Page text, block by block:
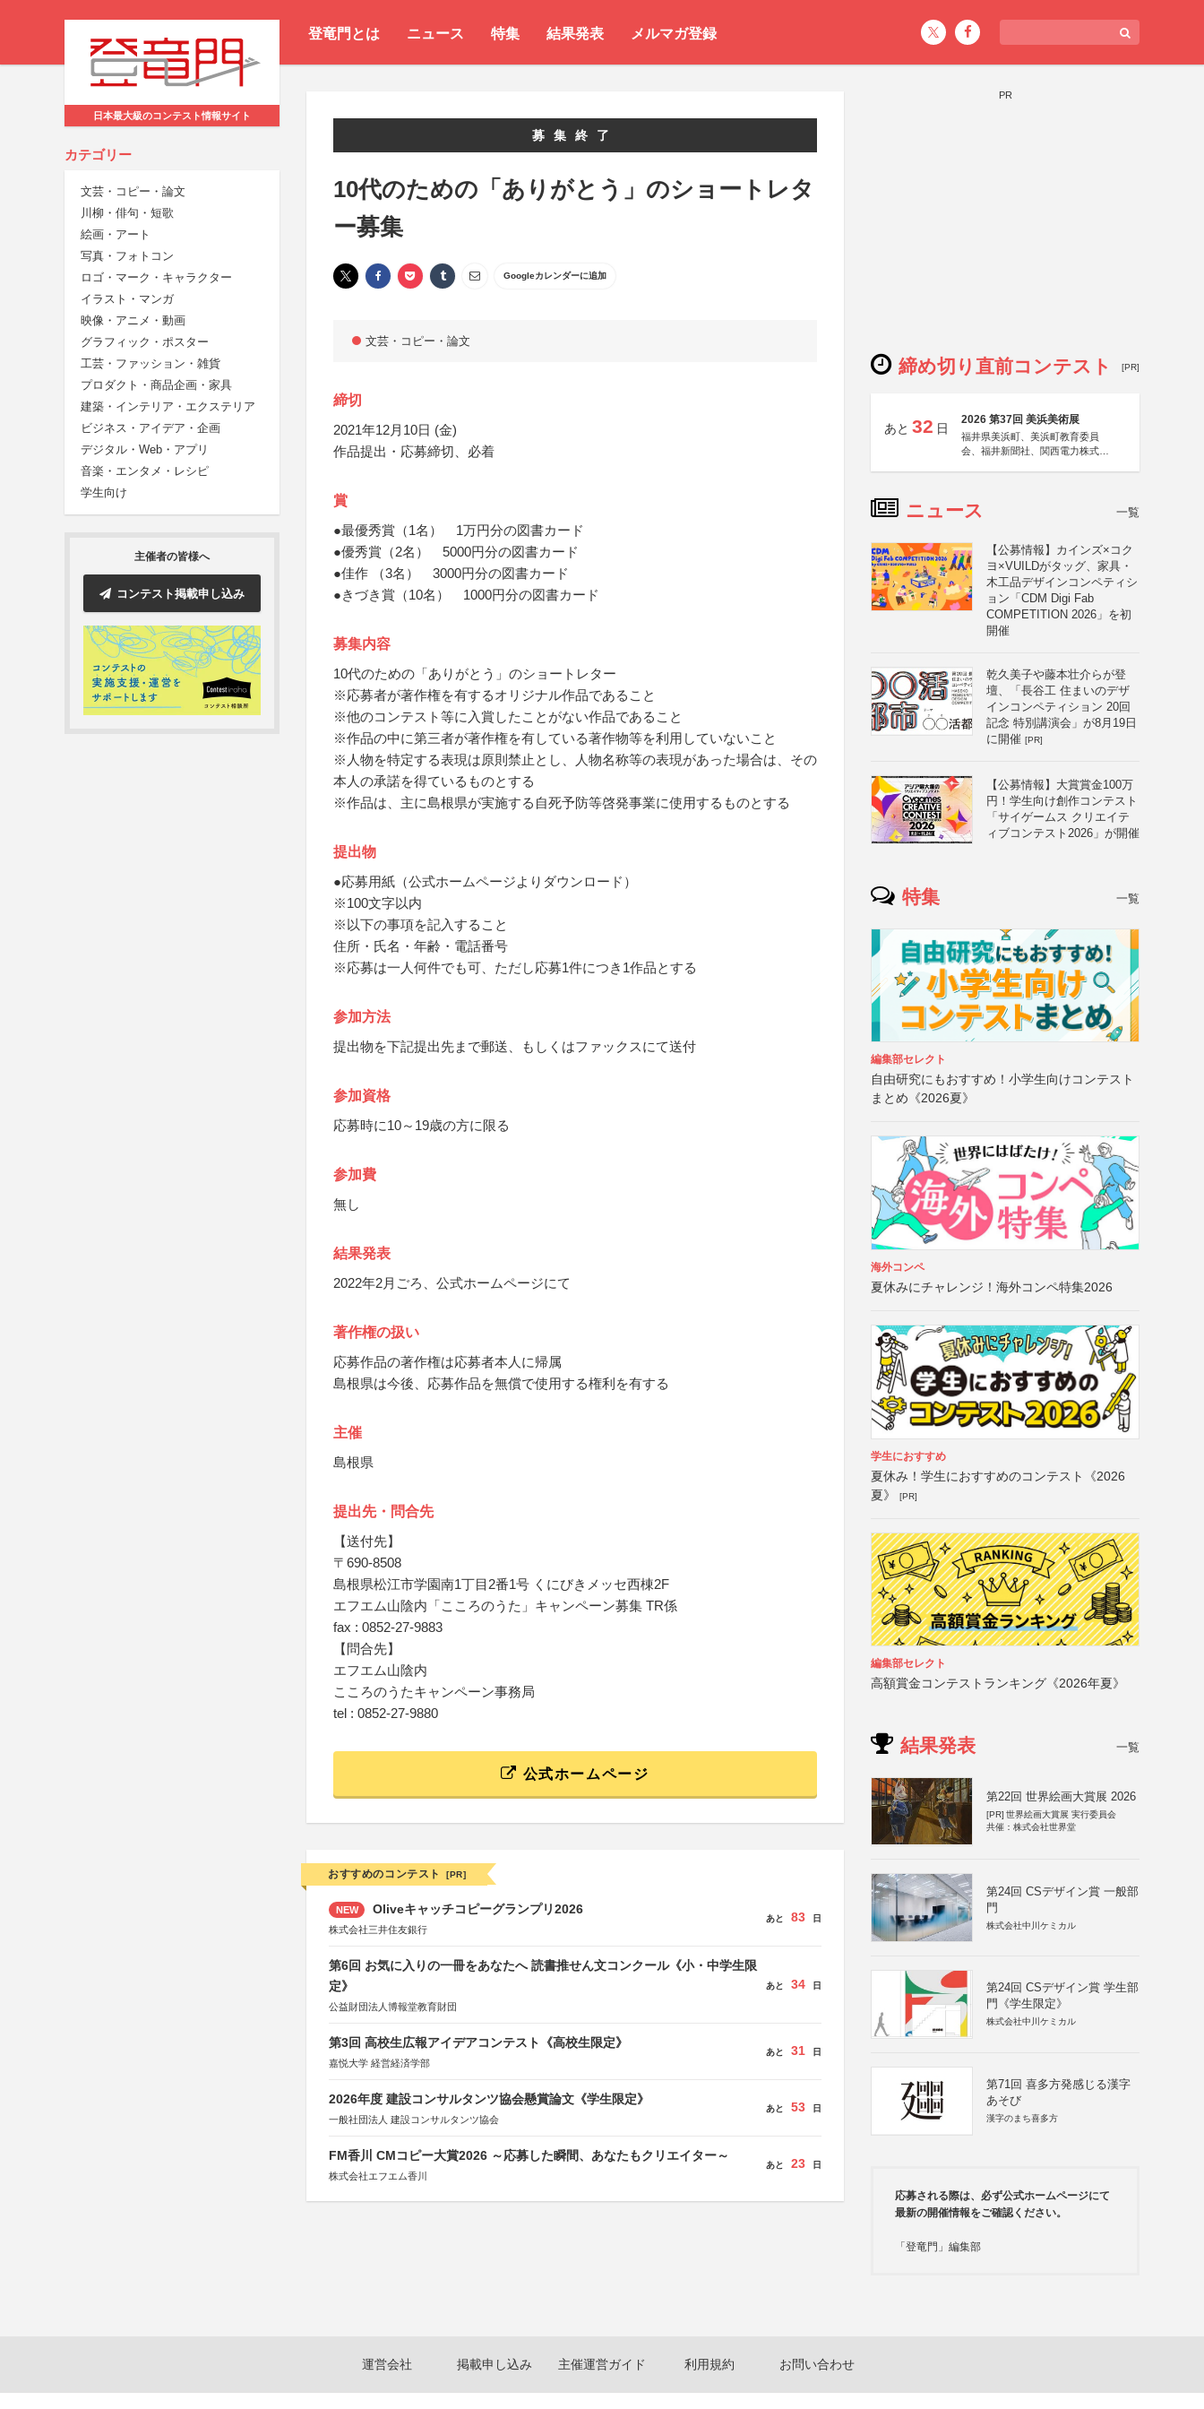
登竜門とは ニュース 特集 結果発表 メルマガ登録
日本最大級のコンテスト情報サイト
カテゴリー
文芸・コピー・論文
川柳・俳句・短歌
絵画・アート
写真・フォトコン
ロゴ・マーク・キャラクター
イラスト・マンガ
映像・アニメ・動画
グラフィック・ポスター
工芸・ファッション・雑貨
プロダクト・商品企画・家具
建築・インテリア・エクステリア
ビジネス・アイデア・企画
デジタル・Web・アプリ
音楽・エンタメ・レシピ
学生向け
主催者の皆様へ
コンテスト掲載申し込み
募集終了
10代のための「ありがとう」のショートレタ
ー募集
Googleカレンダーに追加
文芸・コピー・論文
締切
2021年12月10日 (金)
作品提出・応募締切、必着
賞
●最優秀賞（1名） 1万円分の図書カード
●優秀賞（2名） 5000円分の図書カード
●佳作 （3名） 3000円分の図書カード
●きづき賞（10名） 1000円分の図書カード
募集内容
10代のための「ありがとう」のショートレター
※応募者が著作権を有するオリジナル作品であること
※他のコンテスト等に入賞したことがない作品であること
※作品の中に第三者が著作権を有している著作物等を利用していないこと
※人物を特定する表現は原則禁止とし、人物名称等の表現があった場合は、その
本人の承諾を得ているものとする
※作品は、主に島根県が実施する自死予防等啓発事業に使用するものとする
提出物
●応募用紙（公式ホームページよりダウンロード）
※100文字以内
※以下の事項を記入すること
住所・氏名・年齢・電話番号
※応募は一人何件でも可、ただし応募1件につき1作品とする
参加方法
提出物を下記提出先まで郵送、もしくはファックスにて送付
参加資格
応募時に10～19歳の方に限る
参加費
無し
結果発表
2022年2月ごろ、公式ホームページにて
著作権の扱い
応募作品の著作権は応募者本人に帰属
島根県は今後、応募作品を無償で使用する権利を有する
主催
島根県
提出先・問合先
【送付先】
〒690-8508
島根県松江市学園南1丁目2番1号 くにびきメッセ西棟2F
エフエム山陰内「こころのうた」キャンペーン募集 TR係
fax : 0852-27-9883
【問合先】
エフエム山陰内
こころのうたキャンペーン事務局
tel : 0852-27-9880
公式ホームページ
おすすめのコンテスト [PR]
NEW Oliveキャッチコピーグランプリ2026
株式会社三井住友銀行
あと 83 日
第6回 お気に入りの一冊をあなたへ 読書推せん文コンクール《小・中学生限
定》
公益財団法人博報堂教育財団
あと 34 日
第3回 高校生広報アイデアコンテスト《高校生限定》
嘉悦大学 経営経済学部
あと 31 日
2026年度 建設コンサルタンツ協会懸賞論文《学生限定》
一般社団法人 建設コンサルタンツ協会
あと 53 日
FM香川 CMコピー大賞2026 ～応募した瞬間、あなたもクリエイター～
株式会社エフエム香川
あと 23 日
PR
締め切り直前コンテスト [PR]
あと 32 日
2026 第37回 美浜美術展
福井県美浜町、美浜町教育委員
会、福井新聞社、関西電力株式会
ニュース 一覧
【公募情報】カインズ×コク
ヨ×VUILDがタッグ、家具・
木工品デザインコンペティシ
ョン「CDM Digi Fab
COMPETITION 2026」を初
開催
乾久美子や藤本壮介らが登
壇、「長谷工 住まいのデザ
インコンペティション 20回
記念 特別講演会」が8月19日
に開催 [PR]
【公募情報】大賞賞金100万
円！学生向け創作コンテスト
「サイゲームス クリエイテ
ィブコンテスト2026」が開催
特集 一覧
編集部セレクト
自由研究にもおすすめ！小学生向けコンテスト
まとめ《2026夏》
海外コンペ
夏休みにチャレンジ！海外コンペ特集2026
学生におすすめ
夏休み！学生におすすめのコンテスト《2026
夏》
[PR]
編集部セレクト
高額賞金コンテストランキング《2026年夏》
結果発表 一覧
第22回 世界絵画大賞展 2026
[PR] 世界絵画大賞展 実行委員会
共催：株式会社世界堂
第24回 CSデザイン賞 一般部
門
株式会社中川ケミカル
第24回 CSデザイン賞 学生部
門《学生限定》
株式会社中川ケミカル
第71回 喜多方発感じる漢字
あそび
漢字のまち喜多方
応募される際は、必ず公式ホームページにて
最新の開催情報をご確認ください。
「登竜門」編集部
運営会社 掲載申し込み 主催運営ガイド 利用規約 お問い合わせ